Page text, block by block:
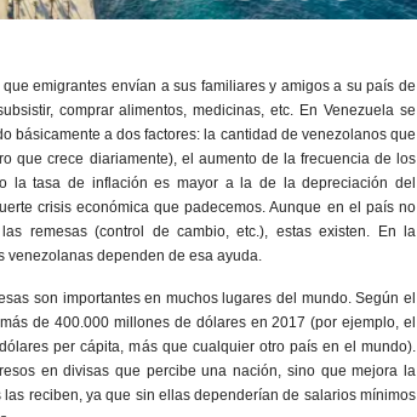
emigrantes envían a sus familiares y amigos a su país de
comprar alimentos, medicinas, etc. En Venezuela se
básicamente a dos factores: la cantidad de venezolanos que
que crece diariamente), el aumento de la frecuencia de los
la tasa de inflación es mayor a la de la depreciación del
crisis económica que padecemos. Aunque en el país no
remesas (control de cambio, etc.), estas existen. En la
venezolanas dependen de esa ayuda.
son importantes en muchos lugares del mundo. Según el
de 400.000 millones de dólares en 2017 (por ejemplo, el
per cápita, más que cualquier otro país en el mundo).
en divisas que percibe una nación, sino que mejora la
reciben, ya que sin ellas dependerían de salarios mínimos